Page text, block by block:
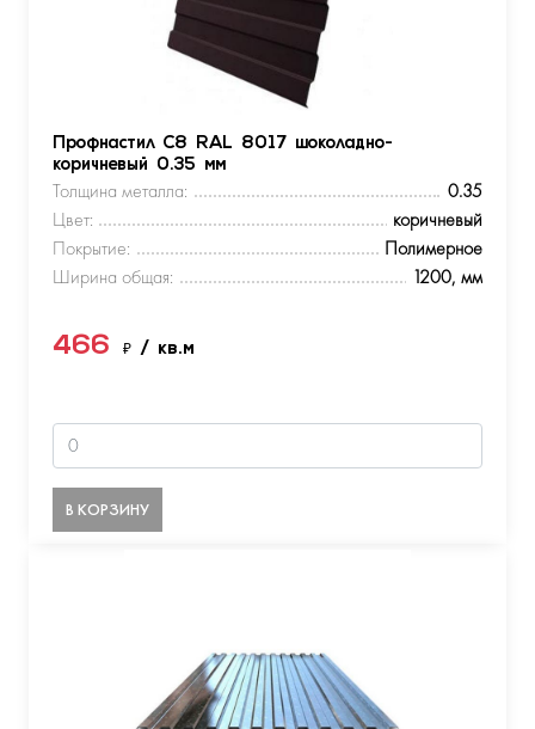
Профнастил С8 RAL 8017 шоколадно-
коричневый 0.35 мм
Толщина металла:
0.35
Цвет:
коричневый
Покрытие:
Полимерное
Ширина общая:
1200, мм
466 ₽ / кв.м
В КОРЗИНУ